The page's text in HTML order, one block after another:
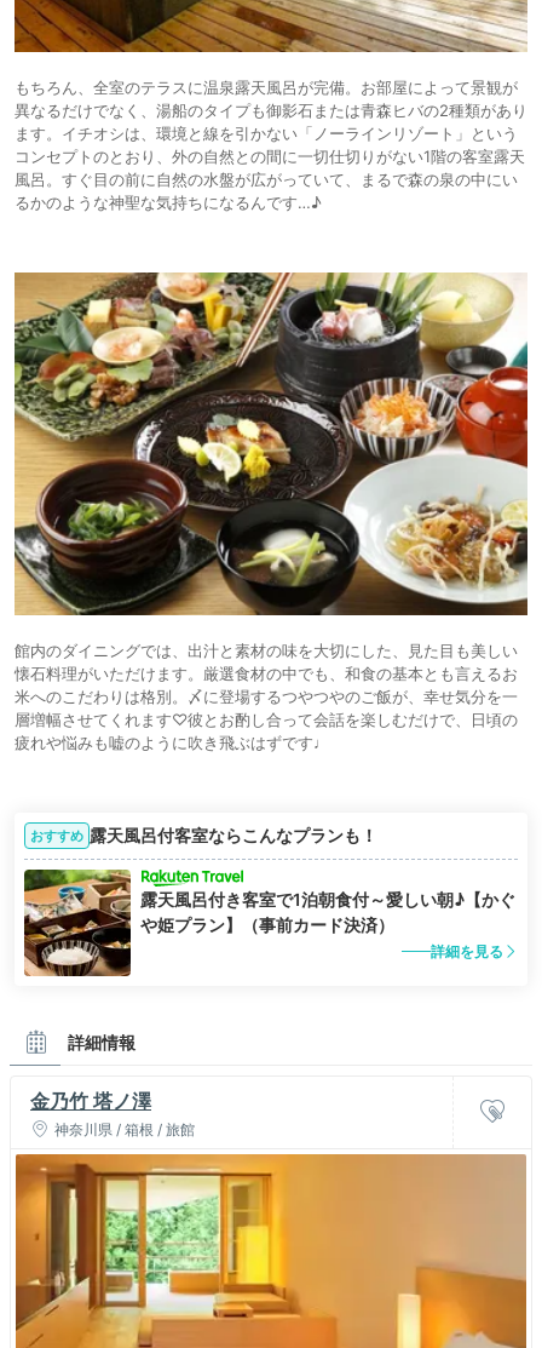
もちろん、全室のテラスに温泉露天風呂が完備。お部屋によって景観が
異なるだけでなく、湯船のタイプも御影石または青森ヒバの2種類があり
ます。イチオシは、環境と線を引かない「ノーラインリゾート」という
コンセプトのとおり、外の自然との間に一切仕切りがない1階の客室露天
風呂。すぐ目の前に自然の水盤が広がっていて、まるで森の泉の中にい
るかのような神聖な気持ちになるんです…♪
館内のダイニングでは、出汁と素材の味を大切にした、見た目も美しい
懐石料理がいただけます。厳選食材の中でも、和食の基本とも言えるお
米へのこだわりは格別。〆に登場するつやつやのご飯が、幸せ気分を一
層増幅させてくれます♡彼とお酌し合って会話を楽しむだけで、日頃の
疲れや悩みも嘘のように吹き飛ぶはずです♩
おすすめ 露天風呂付客室ならこんなプランも！
露天風呂付き客室で1泊朝食付～愛しい朝♪【かぐ
や姫プラン】（事前カード決済）
詳細を見る
詳細情報
金乃竹 塔ノ澤
神奈川県 / 箱根 / 旅館